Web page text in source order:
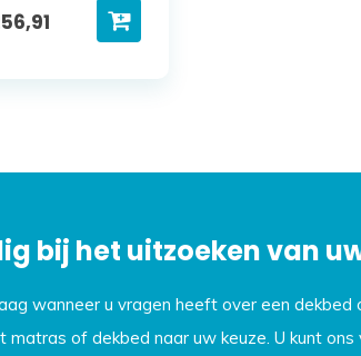
bij het uitzoeken van
wanneer u vragen heeft over een
of dekbed naar uw keuze. U kunt